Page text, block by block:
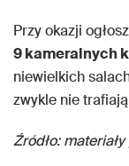
Przy okazji
9 kameralnych
niewielkich
zwykle nie
Źródło: